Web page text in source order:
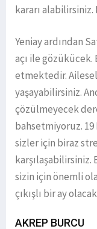
kararı
Yeniay ardından
açı ile gözükücek.
etmektedir.
yaşayabilirsiniz.
çözülmeyecek
bahsetmiyoruz. 19
sizler için biraz
karşılaşabilirsiniz.
sizin için önemli
çıkışlı bir ay
AKREP BURCU